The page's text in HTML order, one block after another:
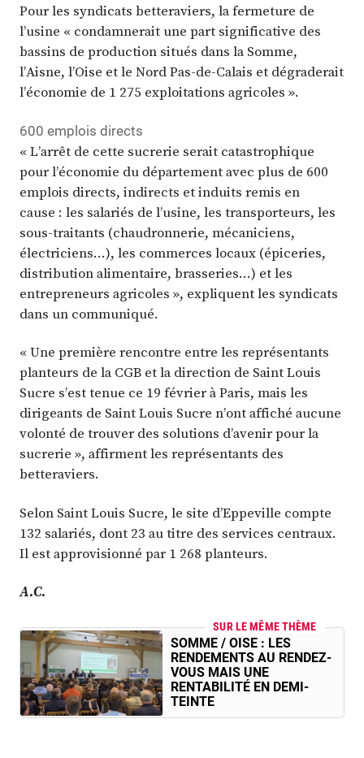
Pour les syndicats betteraviers, la fermeture de
l’usine « condamnerait une part significative des
bassins de production situés dans la Somme,
l’Aisne, l’Oise et le Nord Pas-de-Calais et dégraderait
l’économie de 1 275 exploitations agricoles ».
600 emplois directs
« L’arrêt de cette sucrerie serait catastrophique
pour l’économie du département avec plus de 600
emplois directs, indirects et induits remis en
cause : les salariés de l’usine, les transporteurs, les
sous-traitants (chaudronnerie, mécaniciens,
électriciens…), les commerces locaux (épiceries,
distribution alimentaire, brasseries…) et les
entrepreneurs agricoles », expliquent les syndicats
dans un communiqué.
« Une première rencontre entre les représentants
planteurs de la CGB et la direction de Saint Louis
Sucre s’est tenue ce 19 février à Paris, mais les
dirigeants de Saint Louis Sucre n’ont affiché aucune
volonté de trouver des solutions d’avenir pour la
sucrerie », affirment les représentants des
betteraviers.
Selon Saint Louis Sucre, le site d’Eppeville compte
132 salariés, dont 23 au titre des services centraux.
Il est approvisionné par 1 268 planteurs.
A.C.
SUR LE MÊME THÈME
SOMME / OISE : LES
RENDEMENTS AU RENDEZ-
VOUS MAIS UNE
RENTABILITÉ EN DEMI-
TEINTE